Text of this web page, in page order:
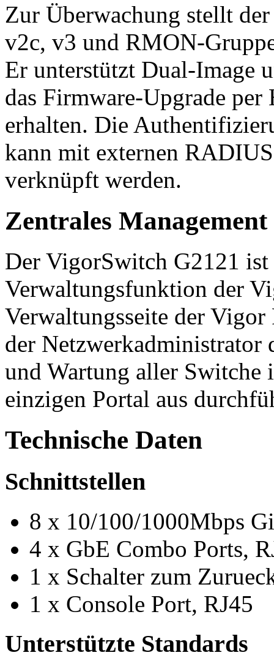
Zur Überwachung stellt
v2c, v3 und RMON-
Er unterstützt Dual-Image
das Firmware-Upgrade
erhalten. Die
kann mit externen
verknüpft werden.
Zentrales
Der VigorSwitch G2121
Verwaltungsfunktion der
Verwaltungsseite der Vigor
der
und Wartung aller Switche
einzigen Portal aus
Technische Daten
Schnittstellen
8 x 10/100/1000Mbps
4 x GbE Combo Ports,
1 x Schalter zum
1 x Console Port, RJ45
Unterstützte Standards